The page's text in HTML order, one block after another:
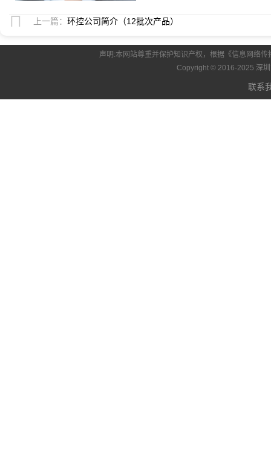
上一篇： 环控公司简介（12批次产品）
声明:本网站尊重并保护知识产权，根据《信息网络
Copyright © 2016-2025 深
联系